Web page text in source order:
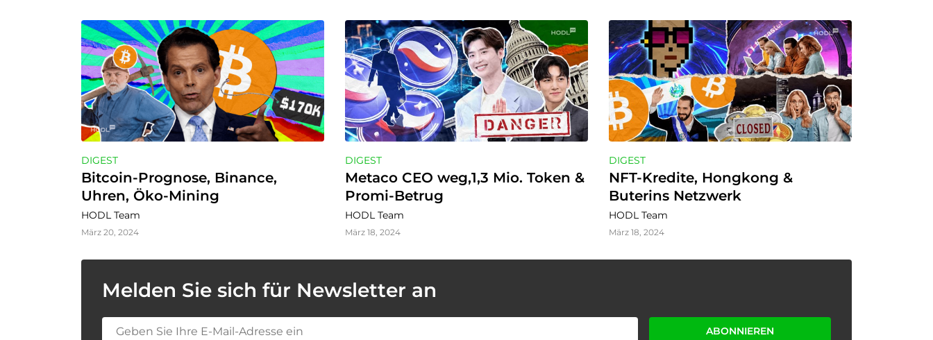
DIGEST
Bitcoin-Prognose, Binance,
Uhren, Öko-Mining
HODL Team
März 20, 2024
DIGEST
Metaco CEO weg,1,3 Mio. Token &
Promi-Betrug
HODL Team
März 18, 2024
DIGEST
NFT-Kredite, Hongkong &
Buterins Netzwerk
HODL Team
März 18, 2024
Melden Sie sich für Newsletter an
ABONNIEREN